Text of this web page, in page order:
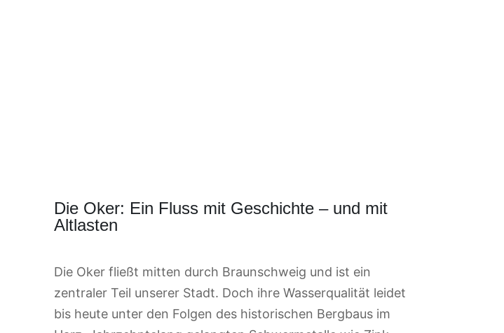
Die Oker: Ein Fluss mit Geschichte – und mit
Altlasten
Die Oker fließt mitten durch Braunschweig und ist ein
zentraler Teil unserer Stadt. Doch ihre Wasserqualität leidet
bis heute unter den Folgen des historischen Bergbaus im